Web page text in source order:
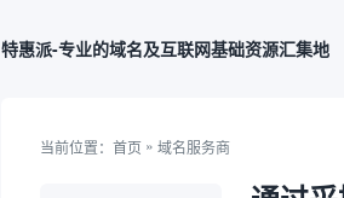
特惠派-专业的域名及互联网基础资源汇集地
当前位置： 首页 » 域名服务商